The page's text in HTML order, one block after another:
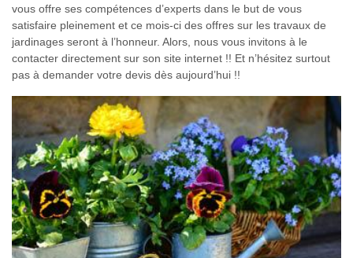
vous offre ses compétences d’experts dans le but de vous
satisfaire pleinement et ce mois-ci des offres sur les travaux de
jardinages seront à l’honneur. Alors, nous vous invitons à le
contacter directement sur son site internet !! Et n’hésitez surtout
pas à demander votre devis dès aujourd’hui !!